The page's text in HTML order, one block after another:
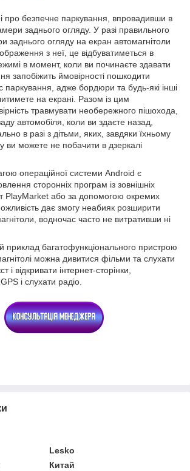
про безпечне паркування, впровадивши в
заднього огляду. У разі правильного
заднього огляду на екран автомагнітоли
з неї, це відбуватиметься в
в момент, коли ви починаєте здавати
запобіжить ймовірності пошкодити
паркування, адже бордюри та будь-які інші
на екрані. Разом із цим
травмувати необережного пішохода,
автомобіля, коли ви здаєте назад,
в разі з дітьми, яких, завдяки їхньому
ви можете не побачити в дзеркалі
операційної системи Android є
сторонніх програм із зовнішніх
PlayMarket або за допомогою окремих
дає змогу неабияк розширити
водночас часто не витративши ні
багатофункціонального пристрою
можна дивитися фільми та слухати
і відкривати інтернет-сторінки,
і слухати радіо.
Lesko
Китай